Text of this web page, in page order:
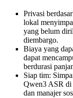
Privasi
lokal
yang belum
diembargo.
Biaya yang
dapat
berdurasi
Siap tim:
Qwen3 ASR di
dan manajer